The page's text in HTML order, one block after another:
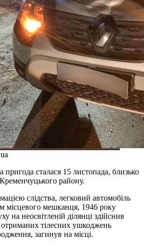
сталася 15 листопада, близько
району.
слідства, легковий автомобіль
місцевого мешканця, 1946 року
на неосвітленій ділянці здійснив
отриманих тілесних ушкоджень
загинув на місці.